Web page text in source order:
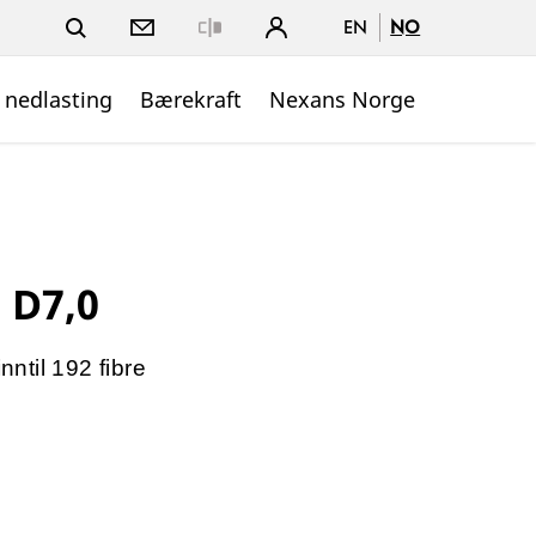
EN NO
Bærekraft Nexans Norge
D7,0
192 fibre